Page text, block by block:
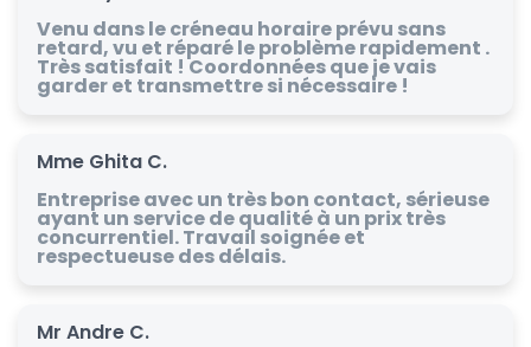
Venu dans le créneau horaire prévu sans
retard, vu et réparé le problème rapidement .
Très satisfait ! Coordonnées que je vais
garder et transmettre si nécessaire !
Mme Ghita C.
Entreprise avec un très bon contact, sérieuse
ayant un service de qualité à un prix très
concurrentiel. Travail soignée et
respectueuse des délais.
Mr Andre C.